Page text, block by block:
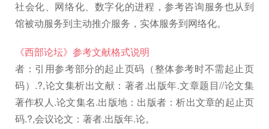
社会化、网络化、数字化的进程，参考咨询服务也从到
馆被动服务到主动推介服务，实体服务到网络化。
《西部论坛》参考文献格式说明
者：引用参考部分的起止页码（整体参考时不需起止页
码）.?,论文集析出文献：著者.出版年.文章题目//论文集
著作权人.论文集名.出版地：出版者：析出文章的起止页
码.?,会议论文：著者.出版年.论。